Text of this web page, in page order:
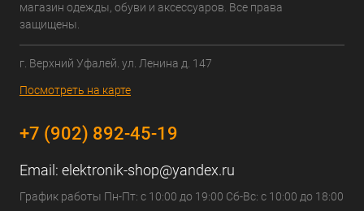
магазин одежды, обуви и аксессуаров. Все права
защищены.
г. Верхний Уфалей. ул. Ленина д. 147
Посмотреть на карте
+7 (902) 892-45-19
Email: elektronik-shop@yandex.ru
График работы Пн-Пт: с 10:00 до 19:00 Сб-Вс: с 10:00 до 18:00